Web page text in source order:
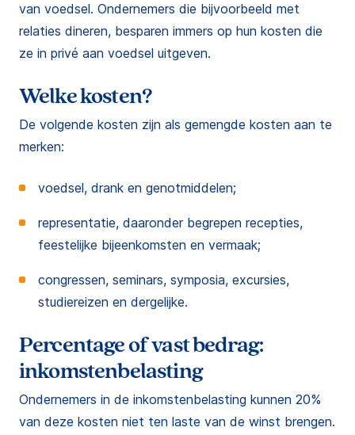
van voedsel. Ondernemers die bijvoorbeeld met
relaties dineren, besparen immers op hun kosten die
ze in privé aan voedsel uitgeven.
Welke kosten?
De volgende kosten zijn als gemengde kosten aan te
merken:
voedsel, drank en genotmiddelen;
representatie, daaronder begrepen recepties,
feestelijke bijeenkomsten en vermaak;
congressen, seminars, symposia, excursies,
studiereizen en dergelijke.
Percentage of vast bedrag:
inkomstenbelasting
Ondernemers in de inkomstenbelasting kunnen 20%
van deze kosten niet ten laste van de winst brengen.